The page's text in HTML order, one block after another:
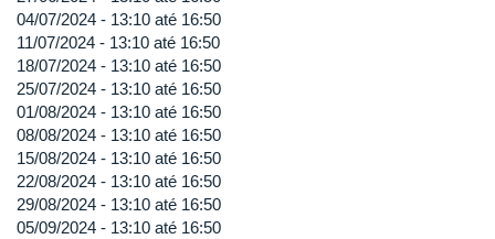
04/07/2024 - 13:10 até 16:50
11/07/2024 - 13:10 até 16:50
18/07/2024 - 13:10 até 16:50
25/07/2024 - 13:10 até 16:50
01/08/2024 - 13:10 até 16:50
08/08/2024 - 13:10 até 16:50
15/08/2024 - 13:10 até 16:50
22/08/2024 - 13:10 até 16:50
29/08/2024 - 13:10 até 16:50
05/09/2024 - 13:10 até 16:50